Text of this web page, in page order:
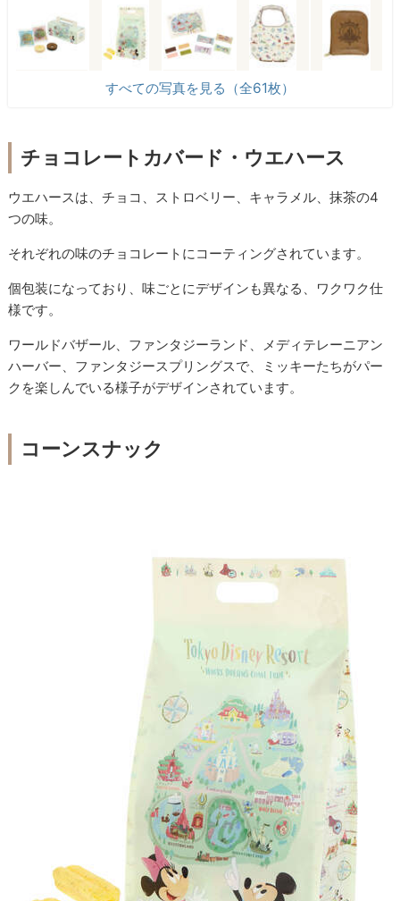
すべての写真を見る（全61枚）
チョコレートカバード・ウエハース
ウエハースは、チョコ、ストロベリー、キャラメル、抹茶の4
つの味。
それぞれの味のチョコレートにコーティングされています。
個包装になっており、味ごとにデザインも異なる、ワクワク仕
様です。
ワールドバザール、ファンタジーランド、メディテレーニアン
ハーバー、ファンタジースプリングスで、ミッキーたちがパー
クを楽しんでいる様子がデザインされています。
コーンスナック